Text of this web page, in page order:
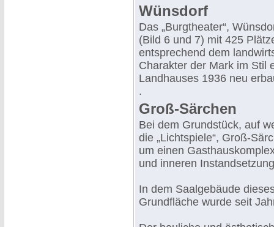
Wünsdorf
Das „Burgtheater“,
(Bild 6 und 7) mit 425
entsprechend dem
Charakter der Mark im Stil
Landhauses 1936 neu
.
Groß-Särchen
Bei dem Grundstück, auf
die „Lichtspiele“, Groß-
um einen
und inneren
In dem Saalgebäude
Grundfläche wurde seit